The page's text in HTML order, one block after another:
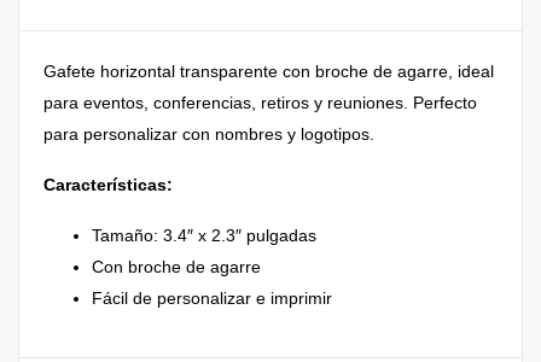
Gafete horizontal transparente con broche de agarre, ideal
para eventos, conferencias, retiros y reuniones. Perfecto
para personalizar con nombres y logotipos.
Características:
Tamaño: 3.4″ x 2.3″ pulgadas
Con broche de agarre
Fácil de personalizar e imprimir